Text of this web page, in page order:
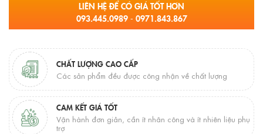
LIÊN HỆ ĐỂ CÓ GIÁ TỐT HƠN
093.445.0989 - 0971.843.867
CHẤT LƯỢNG CAO CẤP
Các sản phẩm đều được công nhận về chất lượng
CAM KẾT GIÁ TỐT
Vận hành đơn giản, cần ít nhân công và ít nhiên liệu phụ
trợ